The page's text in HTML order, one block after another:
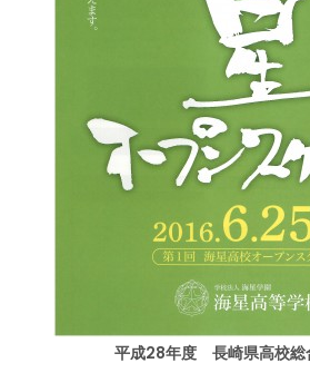
平成28年度 長崎県高校総